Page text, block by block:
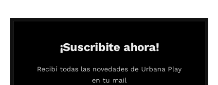
¡Suscribite ahora!
Recibí todas las novedades de Urbana Play
en tu mail